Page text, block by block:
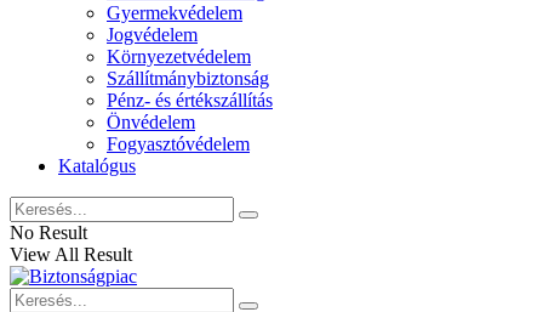
Gyermekvédelem
Jogvédelem
Környezetvédelem
Szállítmánybiztonság
Pénz- és értékszállítás
Önvédelem
Fogyasztóvédelem
Katalógus
No Result
View All Result